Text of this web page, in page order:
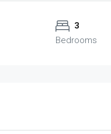
3
Bedrooms